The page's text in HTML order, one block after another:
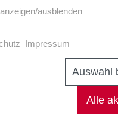
Gemeinsam für
ausblenden
Auswahl
Alle
Impressum